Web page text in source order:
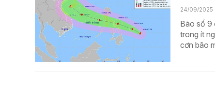
24/09/2025
Bão số 9
trong ít
cơn bão